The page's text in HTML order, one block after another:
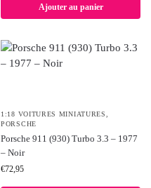
Ajouter au panier
1:18 VOITURES MINIATURES
PORSCHE
Porsche 911 (930) Turbo 3.3 – 1977
– Noir
€72,95